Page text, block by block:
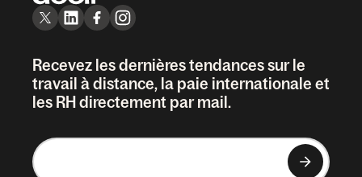
Recevez les dernières tendances sur le
travail à distance, la paie internationale et
les RH directement par mail.